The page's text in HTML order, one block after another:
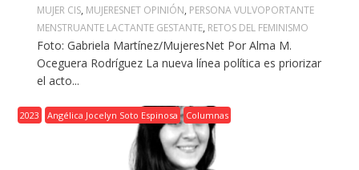
MUJER CIS, MUJERESNET OPINIÓN, PERSONA VULVOPORTANTE
MENSTRUANTE LACTANTE GESTANTE, RETOS DEL FEMINISMO
Foto: Gabriela Martínez/MujeresNet Por Alma M.
Oceguera Rodríguez La nueva línea política es priorizar
el acto...
2023 Angélica Jocelyn Soto Espinosa Columnas